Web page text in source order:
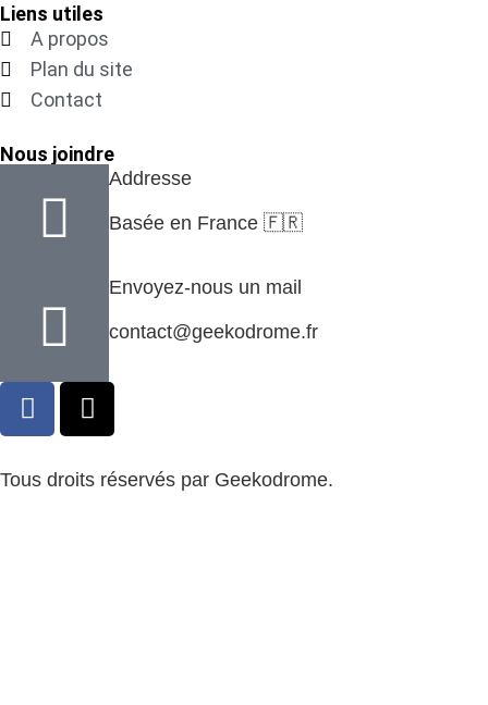
Liens utiles
A propos
Plan du site
Contact
Nous joindre
Addresse
Basée en France 🇫🇷
Envoyez-nous un mail
contact@geekodrome.fr
Tous droits réservés par Geekodrome.